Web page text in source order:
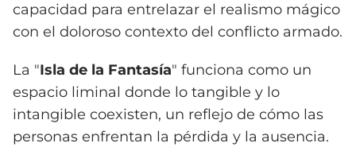
capacidad para entrelazar el realismo mágico
con el doloroso contexto del conflicto armado.
La "Isla de la Fantasía" funciona como un
espacio liminal donde lo tangible y lo
intangible coexisten, un reflejo de cómo las
personas enfrentan la pérdida y la ausencia.